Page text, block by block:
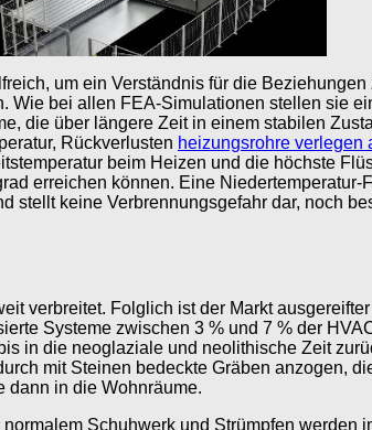
um ein Verständnis für die
bei allen FEA-Simulationen stellen sie
die über längere Zeit in einem stabilen
Rückverlusten heizungsrohre verlegen
beim Heizen und die höchste
erreichen können. Eine
stellt keine Verbrennungsgefahr dar, noch
verbreitet. Folglich ist der Markt
Systeme zwischen 3 % und 7 % der
in die neoglaziale und neolithische Zeit
mit Steinen bedeckte Gräben anzogen,
dann in die Wohnräume.
Schuhwerk und Strümpfen